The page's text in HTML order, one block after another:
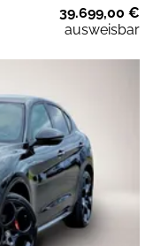
39.699,00 €
ausweisbar